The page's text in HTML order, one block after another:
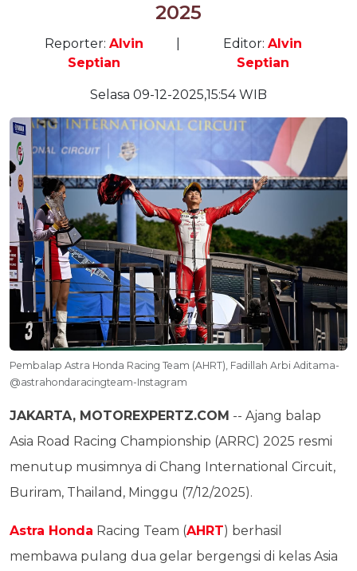
2025
Reporter: Alvin
Septian
Editor:Alvin
Septian
Selasa 09-12-2025,15:54 WIB
Pembalap Astra Honda Racing Team (AHRT), Fadillah Arbi Aditama-
@astrahondaracingteam-Instagram
JAKARTA, MOTOREXPERTZ.COM -- Ajang balap
Asia Road Racing Championship (ARRC) 2025 resmi
menutup musimnya di Chang International Circuit,
Buriram, Thailand, Minggu (7/12/2025).
Astra Honda Racing Team (AHRT) berhasil
membawa pulang dua gelar bergengsi di kelas Asia